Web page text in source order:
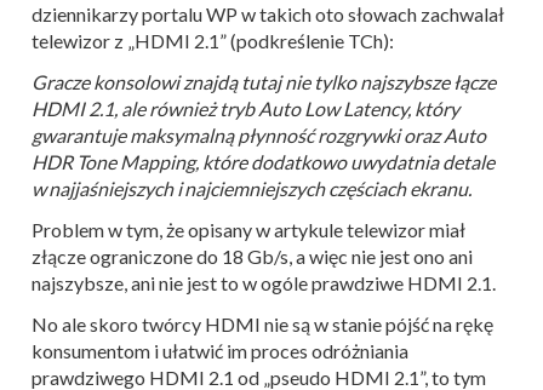
dziennikarzy portalu WP w takich oto słowach zachwalał
telewizor z „HDMI 2.1” (podkreślenie TCh):
Gracze konsolowi znajdą tutaj nie tylko najszybsze łącze
HDMI 2.1, ale również tryb Auto Low Latency, który
gwarantuje maksymalną płynność rozgrywki oraz Auto
HDR Tone Mapping, które dodatkowo uwydatnia detale
w najjaśniejszych i najciemniejszych częściach ekranu.
Problem w tym, że opisany w artykule telewizor miał
złącze ograniczone do 18 Gb/s, a więc nie jest ono ani
najszybsze, ani nie jest to w ogóle prawdziwe HDMI 2.1.
No ale skoro twórcy HDMI nie są w stanie pójść na rękę
konsumentom i ułatwić im proces odróżniania
prawdziwego HDMI 2.1 od „pseudo HDMI 2.1”, to tym